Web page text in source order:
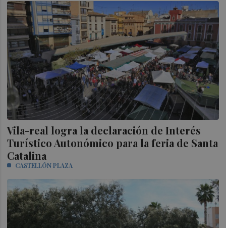
Vila-real logra la declaración de Interés
Turístico Autonómico para la feria de Santa
Catalina
CASTELLÓN PLAZA